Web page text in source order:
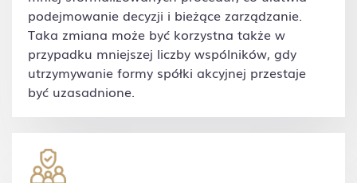
podejmowanie decyzji i bieżące zarządzanie.
Taka zmiana może być korzystna także w
przypadku mniejszej liczby wspólników, gdy
utrzymywanie formy spółki akcyjnej przestaje
być uzasadnione.